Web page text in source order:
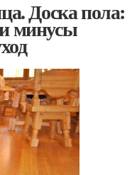
Доска пола:
минусы